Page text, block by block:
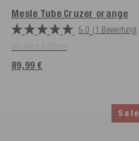
Mesle Tube Cruzer orange
5.0 (1 Bewertung)
89,99 €
Sale